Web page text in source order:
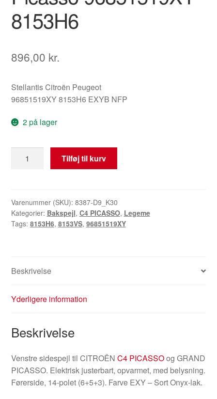
8153H6
896,00 kr.
Stellantis Citroën Peugeot
96851519XY 8153H6 EXYB NFP
2 på lager
sidespejl
C4
Picasso
96851519XY
Tilføj til kurv
Varenummer (SKU): 8387-D9_K30
Kategorier: Bakspejl, C4 PICASSO, Legeme
Tags: 8153H6, 8153VS, 96851519XY
Beskrivelse
Yderligere information
Beskrivelse
Venstre sidespejl til CITROËN C4 PICASSOog GRAND
PICASSO. Elektrisk justerbart, opvarmet, med belysning.
Førerside, 14-polet (6+5+3). Farve EXY – Sort Onyx-lak.